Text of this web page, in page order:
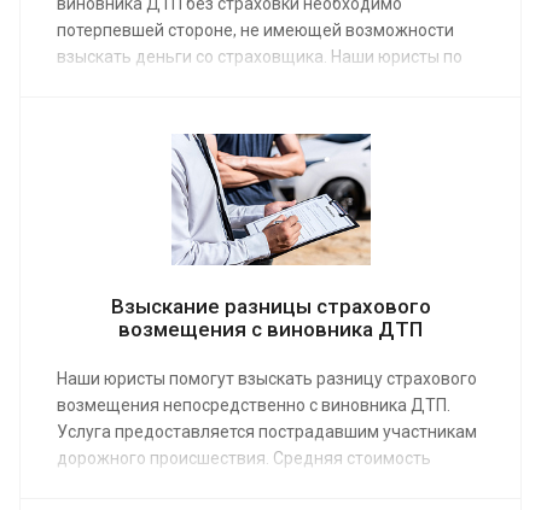
потерпевшей стороне, не имеющей возможности
взыскать деньги со страховщика. Наши юристы по
пострадавший в аварии сможет юридически верно
защитить свои права и покрыть убытки.
Взыскание разницы страхового
возмещения с виновника ДТП
Наши юристы помогут взыскать разницу страхового
возмещения непосредственно с виновника ДТП.
Услуга предоставляется пострадавшим участникам
дорожного происшествия. Средняя стоимость